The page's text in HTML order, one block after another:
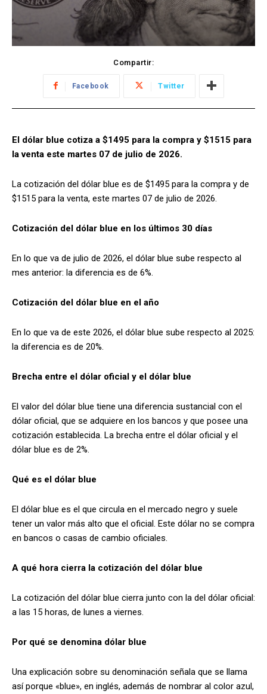
Compartir:
Facebook Twitter
El dólar blue cotiza a $1495 para la compra y $1515 para
la venta este martes 07 de julio de 2026.
La cotización del dólar blue es de $1495 para la compra y de
$1515 para la venta, este martes 07 de julio de 2026.
Cotización del dólar blue en los últimos 30 días
En lo que va de julio de 2026, el dólar blue sube respecto al
mes anterior: la diferencia es de 6%.
Cotización del dólar blue en el año
En lo que va de este 2026, el dólar blue sube respecto al 2025:
la diferencia es de 20%.
Brecha entre el dólar oficial y el dólar blue
El valor del dólar blue tiene una diferencia sustancial con el
dólar oficial, que se adquiere en los bancos y que posee una
cotización establecida. La brecha entre el dólar oficial y el
dólar blue es de 2%.
Qué es el dólar blue
El dólar blue es el que circula en el mercado negro y suele
tener un valor más alto que el oficial. Este dólar no se compra
en bancos o casas de cambio oficiales.
A qué hora cierra la cotización del dólar blue
La cotización del dólar blue cierra junto con la del dólar oficial:
a las 15 horas, de lunes a viernes.
Por qué se denomina dólar blue
Una explicación sobre su denominación señala que se llama
así porque «blue», en inglés, además de nombrar al color azul,